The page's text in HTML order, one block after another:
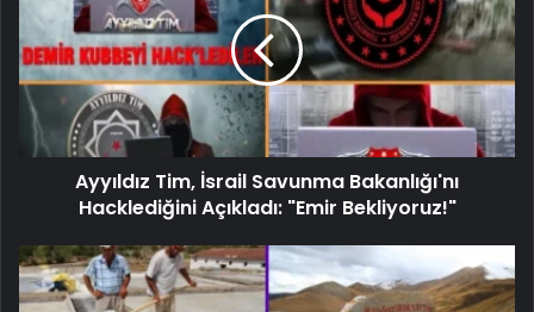
Ayyıldız Tim, İsrail Savunma Bakanlığı'nı
Hacklediğini Açıkladı: "Emir Bekliyoruz!"